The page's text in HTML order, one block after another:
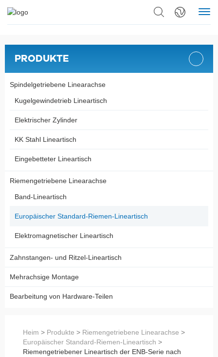
PRODUKTE
Spindelgetriebene Linearachse
Kugelgewindetrieb Lineartisch
Elektrischer Zylinder
KK Stahl Lineartisch
Eingebetteter Lineartisch
Riemengetriebene Linearachse
Band-Lineartisch
Europäischer Standard-Riemen-Lineartisch
Elektromagnetischer Lineartisch
Zahnstangen- und Ritzel-Lineartisch
Mehrachsige Montage
Bearbeitung von Hardware-Teilen
Heim > Produkte > Riemengetriebene Linearachse >
Europäischer Standard-Riemen-Lineartisch >
Riemengetriebener Lineartisch der ENB-Serie nach